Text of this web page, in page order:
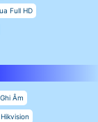
Full HD
Âm